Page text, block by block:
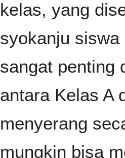
kelas, yang
syokanju
sangat penting
antara Kelas A
menyerang
mungkin bisa